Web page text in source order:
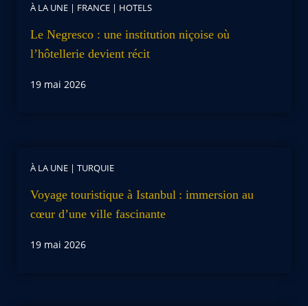
À LA UNE | FRANCE | HOTELS
Le Negresco : une institution niçoise où
l’hôtellerie devient récit
19 mai 2026
À LA UNE | TURQUIE
Voyage touristique à Istanbul : immersion au
cœur d’une ville fascinante
19 mai 2026